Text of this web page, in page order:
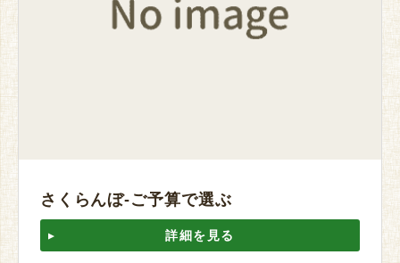
さくらんぼ-ご予算で選ぶ
詳細を見る